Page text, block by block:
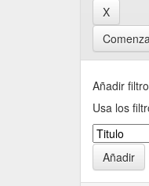
Añadir
Usa los